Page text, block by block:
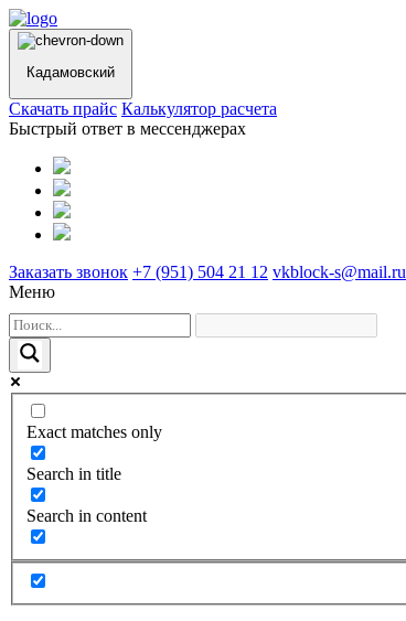
Кадамовский
Cкачать прайс Калькулятор расчета
Быстрый ответ в мессенджерах
Заказать звонок +7 (951) 504 21 12 vkblock-s@mail.ru
Меню
Exact matches only
Search in title
Search in content